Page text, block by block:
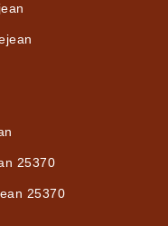
25370
25370